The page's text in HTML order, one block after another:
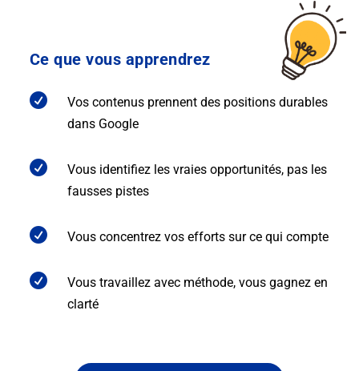
Ce que vous apprendrez

Vos contenus prennent des positions durables
dans Google

Vous identifiez les vraies opportunités, pas les
fausses pistes
 Vous concentrez vos efforts sur ce qui compte

Vous travaillez avec méthode, vous gagnez en
clarté